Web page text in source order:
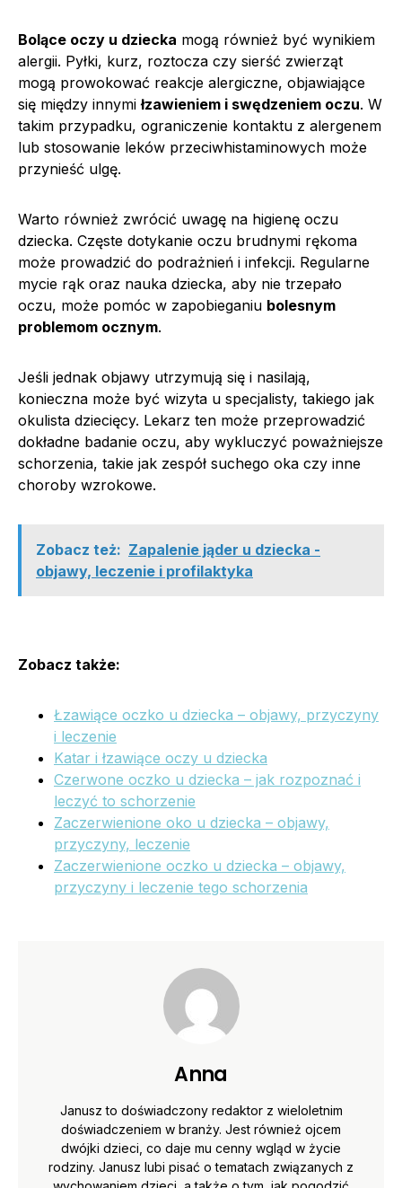
Bolące oczy u dziecka mogą również być wynikiem
alergii. Pyłki, kurz, roztocza czy sierść zwierząt
mogą prowokować reakcje alergiczne, objawiające
się między innymiłzawieniem i swędzeniem oczu. W
takim przypadku, ograniczenie kontaktu z alergenem
lub stosowanie leków przeciwhistaminowych może
przynieść ulgę.
Warto również zwrócić uwagę na higienę oczu
dziecka. Częste dotykanie oczu brudnymi rękoma
może prowadzić do podrażnień i infekcji. Regularne
mycie rąk oraz nauka dziecka, aby nie trzepało
oczu, może pomóc w zapobieganiu bolesnym
problemom ocznym.
Jeśli jednak objawy utrzymują się i nasilają,
konieczna może być wizyta u specjalisty, takiego jak
okulista dziecięcy. Lekarz ten może przeprowadzić
dokładne badanie oczu, aby wykluczyć poważniejsze
schorzenia, takie jak zespół suchego oka czy inne
choroby wzrokowe.
Zobacz też: Zapalenie jąder u dziecka -
objawy, leczenie i profilaktyka
Zobacz także:
Łzawiące oczko u dziecka – objawy, przyczyny
i leczenie
Katar i łzawiące oczy u dziecka
Czerwone oczko u dziecka – jak rozpoznać i
leczyć to schorzenie
Zaczerwienione oko u dziecka – objawy,
przyczyny, leczenie
Zaczerwienione oczko u dziecka – objawy,
przyczyny i leczenie tego schorzenia
Anna
Janusz to doświadczony redaktor z wieloletnim
doświadczeniem w branży. Jest również ojcem
dwójki dzieci, co daje mu cenny wgląd w życie
rodziny. Janusz lubi pisać o tematach związanych z